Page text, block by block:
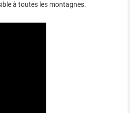
à toutes les montagnes.